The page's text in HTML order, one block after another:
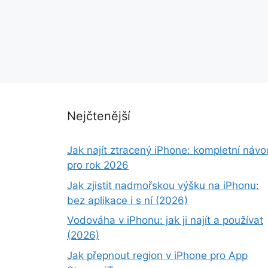
Nejčtenější
Jak najít ztracený iPhone: kompletní
pro rok 2026
Jak zjistit nadmořskou výšku na iPhonu:
bez aplikace i s ní (2026)
Vodováha v iPhonu: jak ji najít a používat
(2026)
Jak přepnout region v iPhone pro App